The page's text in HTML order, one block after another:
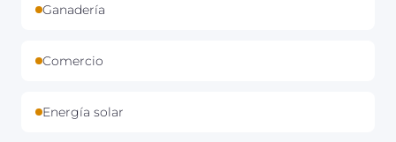
Ganadería
Comercio
Energía solar